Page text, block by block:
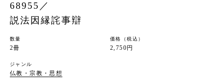
68955／
説法因縁詫事辯
数量
2冊
価格（税込）
2,750円
ジャンル
仏教・宗教・思想